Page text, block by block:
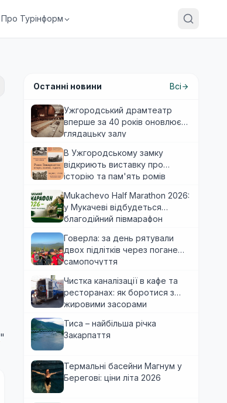
Про Турінформ
"
Останні новини Всі
Ужгородський драмтеатр
вперше за 40 років оновлює
глядацьку залу
В Ужгородському замку
відкриють виставку про
історію та пам'ять ромів
Mukachevo Half Marathon 2026:
у Мукачеві відбудеться
благодійний півмарафон
Говерла: за день рятували
двох підлітків через погане
самопочуття
Чистка каналізації в кафе та
ресторанах: як боротися з
жировими засорами
Тиса – найбільша річка
Закарпаття
Термальні басейни Магнум у
Берегові: ціни літа 2026